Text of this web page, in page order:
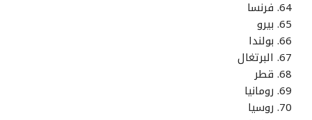
فرنسا
بيرو
بولندا
البرتغال
قطر
رومانيا
روسيا